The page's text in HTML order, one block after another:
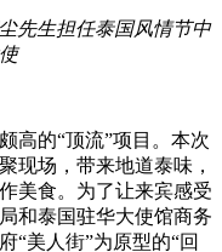
先生担任泰国风情节中
高的“顶流”项目。本次
现场，带来地道泰味，
美食。为了让来宾感受
和泰国驻华大使馆商务
“美人街”为原型的“回